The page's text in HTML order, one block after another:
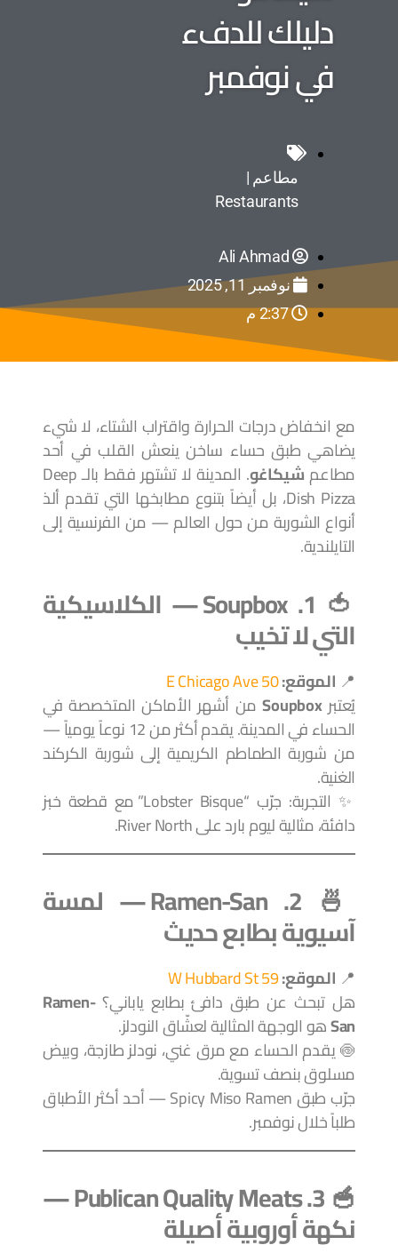
دليلك للدفء
في نوفمبر
مطاعم |
Restaurants
Ali Ahmad
نوفمبر 11, 2025
2:37 م
مع انخفاض درجات الحرارة واقتراب الشتاء، لا شيء
يضاهي طبق حساء ساخن ينعش القلب في أحد
مطاعمشيكاغو
. المدينة لا تشتهر فقط بالـ Deep
Dish Pizza، بل أيضاً بتنوع مطابخها التي تقدم ألذ
أنواع الشوربة من حول العالم — من الفرنسية إلى
التايلندية.
🍅 1. Soupbox — الكلاسيكية
التي لا تخيب
📍 الموقع:50 E Chicago Ave
يُعتبرSoupboxمن أشهر الأماكن المتخصصة في
الحساء في المدينة. يقدم أكثر من 12 نوعاً يومياً —
من شوربة الطماطم الكريمية إلى شوربة الكركند
الغنية.
✨ التجربة: جرّب “Lobster Bisque” مع قطعة خبز
دافئة، مثالية ليوم بارد على River North.
🍜 2. Ramen-San — لمسة
آسيوية بطابع حديث
📍 الموقع:59 W Hubbard St
هل تبحث عن طبق دافئ بطابع ياباني؟ Ramen-
Sanهو الوجهة المثالية لعشّاق النودلز.
🍥 يقدم الحساء مع مرق غني، نودلز طازجة، وبيض
مسلوق بنصف تسوية.
جرّب طبق Spicy Miso Ramen — أحد أكثر الأطباق
طلباً خلال نوفمبر.
🥣 3. Publican Quality Meats —
نكهة أوروبية أصيلة